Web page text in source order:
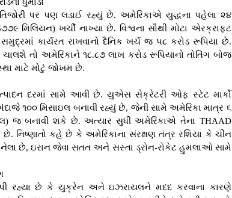
પર પણ લડાઈ રહ્યું છે. અમેરિકાએ યુદ્ધના પહેલા ૨૪
ખર્ચી નાખ્યા છે. વિશ્વના સૌથી મોટા એરક્રાફ્ટ
કાર્યરત રાખવાનો દૈનિક ખર્ચ જ ૫૮ કરોડ રૂપિયા છે.
તો અમેરિકાને ૧૮.૮૭ લાખ કરોડ રૂપિયાનો તોતિંગ બોજ
માટે મોટું જોખમ છે.
દરમાં સામે આવી છે. યુએસ સેક્રેટરી ઓફ સ્ટેટ માર્કો
૧૦૦ મિસાઇલ બનાવી રહ્યું છે, જેની સામે અમેરિકા માત્ર ૬
જ બનાવી શકે છે. અત્યાર સુધી અમેરિકાએ તેના THAAD
છે. નિષ્ણાતો કહે છે કે અમેરિકાના સંરક્ષણ તંત્ર રશિયા કે ચીન
બનેલા છે, ઇરાન જેવા સતત અને સસ્તા ડ્રોન-રોકેટ હુમલાઓ સામે
રહ્યા છે કે યુક્રેન અને ઇઝરાયલને મદદ કરવાના કારણે